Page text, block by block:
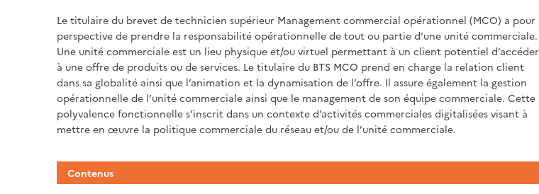
Le titulaire du brevet de technicien supérieur Management commercial opérationnel (MCO) a pour
perspective de prendre la responsabilité opérationnelle de tout ou partie d’une unité commerciale.
Une unité commerciale est un lieu physique et/ou virtuel permettant à un client potentiel d’accéder
à une offre de produits ou de services. Le titulaire du BTS MCO prend en charge la relation client
dans sa globalité ainsi que l’animation et la dynamisation de l’offre. Il assure également la gestion
opérationnelle de l’unité commerciale ainsi que le management de son équipe commerciale. Cette
polyvalence fonctionnelle s’inscrit dans un contexte d’activités commerciales digitalisées visant à
mettre en œuvre la politique commerciale du réseau et/ou de l’unité commerciale.
Contenus